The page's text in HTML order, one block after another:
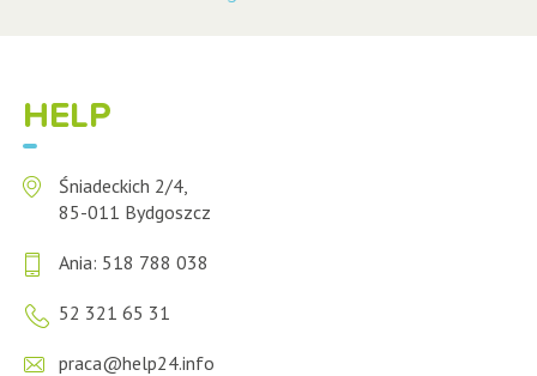
HELP
Śniadeckich 2/4,
85-011 Bydgoszcz
Ania: 518 788 038
52 321 65 31
praca@help24.info